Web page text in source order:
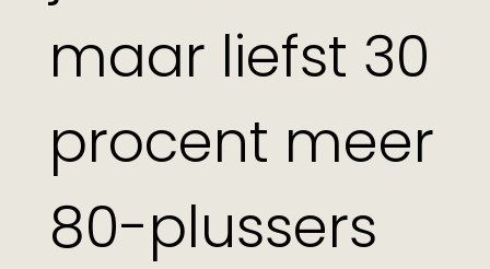
maar liefst 30
procent meer
80-plussers